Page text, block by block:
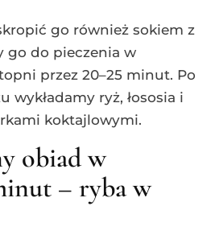
go również sokiem z
go do pieczenia w
przez 20–25 minut. Po
wykładamy ryż, łososia i
koktajlowymi.
obiad w
– ryba w